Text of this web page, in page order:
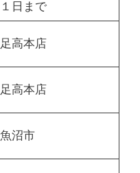
日まで
高本店
高本店
沼市